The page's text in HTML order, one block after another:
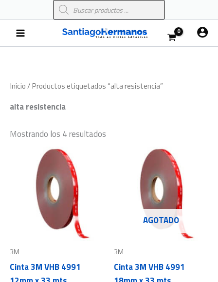
al
contenido
Búsqueda
de
Main
Menu
Inicio/ Productos etiquetados “alta resistencia”
alta resistencia
Mostrando los 4 resultados
3M
Cinta 3M VHB 4991
AGOTADO
3M
Cinta 3M VHB 4991